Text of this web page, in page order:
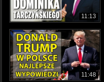
11:13
11:48